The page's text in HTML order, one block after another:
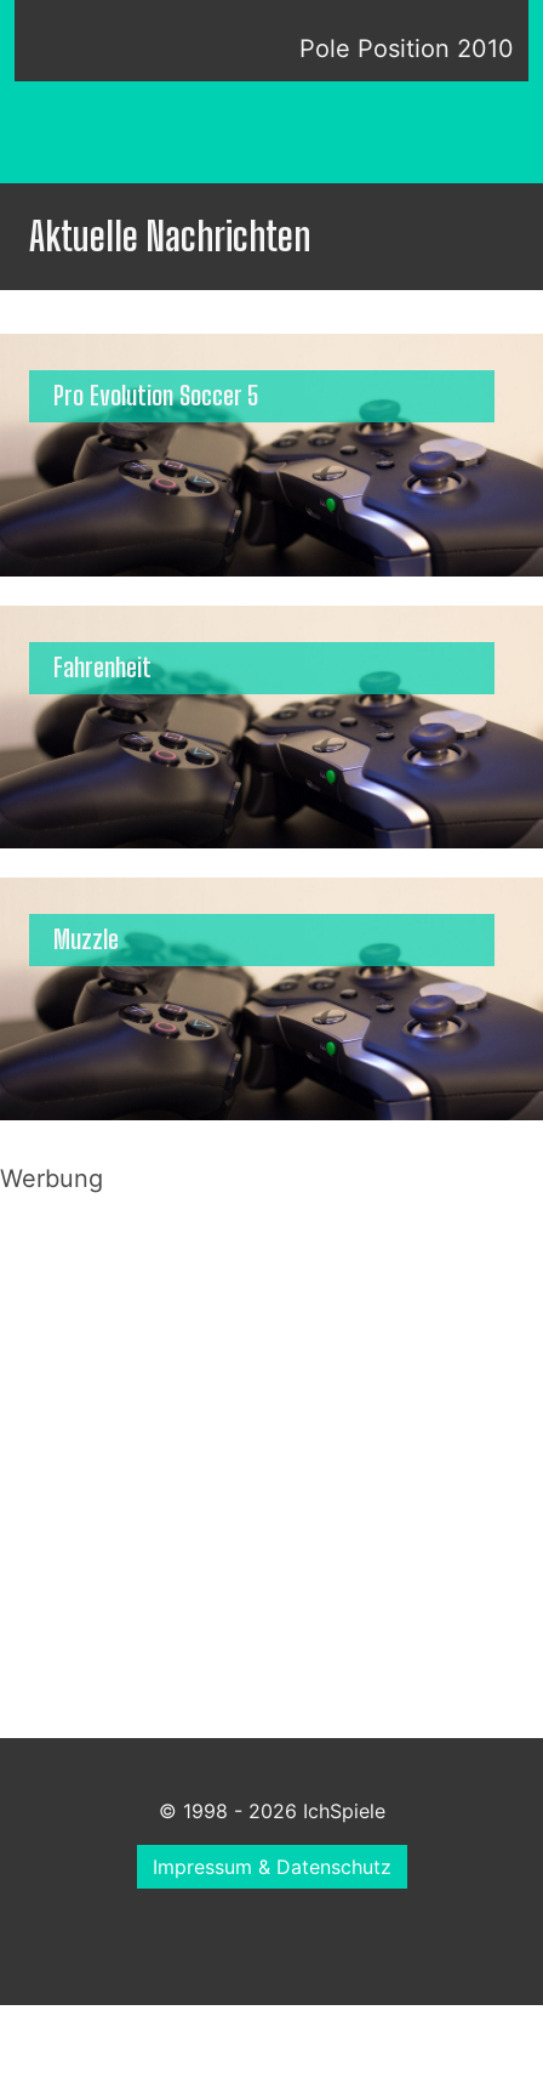
Pole Position 2010
Aktuelle Nachrichten
Pro Evolution Soccer 5
Fahrenheit
Muzzle
Werbung
© 1998 - 2026 IchSpiele
Impressum & Datenschutz